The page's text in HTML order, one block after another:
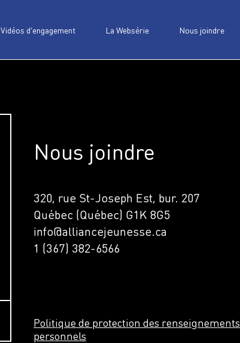
Vidéos d’engagement La Websérie Nous joindre
Nous joindre
320, rue St-Joseph Est, bur. 207
Québec (Québec) G1K 8G5
info@alliancejeunesse.ca
1 (367) 382-6566
Politique de protection des renseignements
personnels